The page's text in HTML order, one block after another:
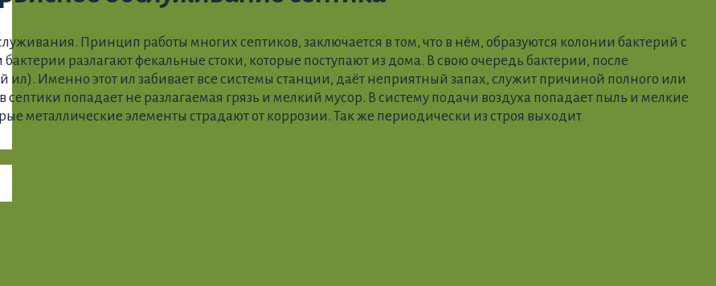
Принцип работы многих септиков, заключается в том, что в нём, образуются колонии бактерий с
разлагают фекальные стоки, которые поступают из дома. В свою очередь бактерии, после
Именно этот ил забивает все системы станции, даёт неприятный запах, служит причиной полного или
попадает не разлагаемая грязь и мелкий мусор. В систему подачи воздуха попадает пыль и мелкие
металлические элементы страдают от коррозии. Так же периодически из строя выходит